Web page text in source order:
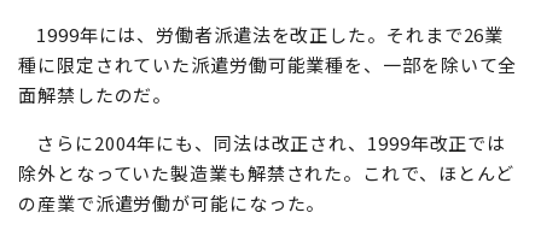
1999年には、労働者派遣法を改正した。それまで26業
種に限定されていた派遣労働可能業種を、一部を除いて全
面解禁したのだ。
さらに2004年にも、同法は改正され、1999年改正では
除外となっていた製造業も解禁された。これで、ほとんど
の産業で派遣労働が可能になった。